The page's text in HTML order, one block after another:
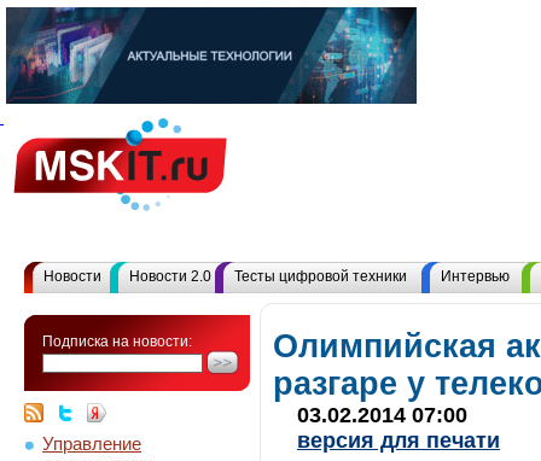
Новости Новости 2.0 Тесты цифровой техники Интервью
Подписка на новости:
Управление
Олимпийская
разгаре у
03.02.2014 07:00
версия для печати